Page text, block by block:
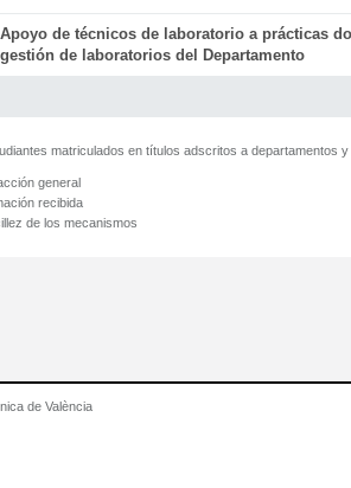
Apoyo de técnicos de laboratorio a prácticas
gestión de laboratorios del Departamento
matriculados en títulos adscritos a departamentos
general
recibida
de los mecanismos
de València